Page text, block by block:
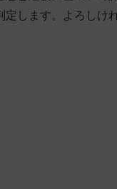
定します。よろしけ